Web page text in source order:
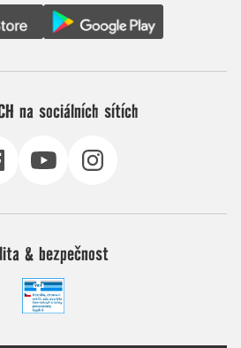
na sociálních sítích
& bezpečnost